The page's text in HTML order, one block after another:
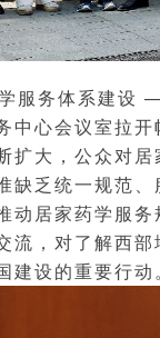
服务体系建设
中心会议室拉
扩大，公众对
缺乏统一规范
动居家药学服
流，对了解西
建设的重要行动